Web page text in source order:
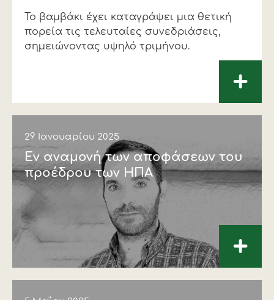
Το βαµβάκι έχει καταγράψει µια θετική
πορεία τις τελευταίες συνεδριάσεις,
σηµειώνοντας υψηλό τριµήνου.
+
29 Ιανουαρίου 2025
Εν αναμονή των αποφάσεων του
προέδρου των ΗΠΑ
+